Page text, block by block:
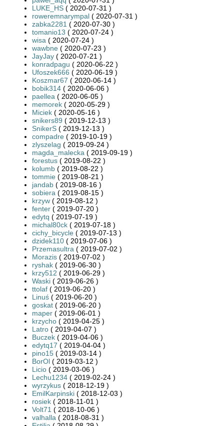
LUKE_HS ( 2020-07-31 )
roweremnarympal ( 2020-07-31 )
zabka2281 ( 2020-07-30 )
tomanio13 ( 2020-07-24 )
wisa ( 2020-07-24 )
wawbne ( 2020-07-23 )
JayJay ( 2020-07-21 )
konradpagu ( 2020-06-22 )
Ufoszek666 ( 2020-06-19 )
Koszmar67 ( 2020-06-14 )
bobik314 ( 2020-06-06 )
paellea ( 2020-06-05 )
memorek ( 2020-05-29 )
Miciek ( 2020-05-16 )
snikers89 ( 2019-12-13 )
SnikerS ( 2019-12-13 )
compadre ( 2019-10-19 )
zlyszelag ( 2019-09-24 )
magda_malecka ( 2019-09-19 )
forestus ( 2019-08-22 )
kolumb ( 2019-08-22 )
tommie ( 2019-08-21 )
jandab ( 2019-08-16 )
sobiera ( 2019-08-15 )
krzyw ( 2019-08-12 )
fenter ( 2019-07-20 )
edytq ( 2019-07-19 )
michal80ck ( 2019-07-18 )
cichy_bicycle ( 2019-07-13 )
dzidek110 ( 2019-07-06 )
Przemasultra ( 2019-07-02 )
Morazis ( 2019-07-02 )
ryshak ( 2019-06-30 )
krzy512 ( 2019-06-29 )
Waski ( 2019-06-26 )
ttolaf ( 2019-06-20 )
Linuś ( 2019-06-20 )
goskat ( 2019-06-20 )
maper ( 2019-06-01 )
krzycho ( 2019-04-25 )
Latro ( 2019-04-07 )
Buczek ( 2019-04-06 )
edytq17 ( 2019-04-04 )
pino15 ( 2019-03-14 )
BorOl ( 2019-03-12 )
Licio ( 2019-03-06 )
Lechu1234 ( 2019-02-24 )
wyrzykus ( 2018-12-19 )
EmilKarpinski ( 2018-12-03 )
rosiek ( 2018-11-01 )
Volt71 ( 2018-10-06 )
valhalla ( 2018-08-31 )